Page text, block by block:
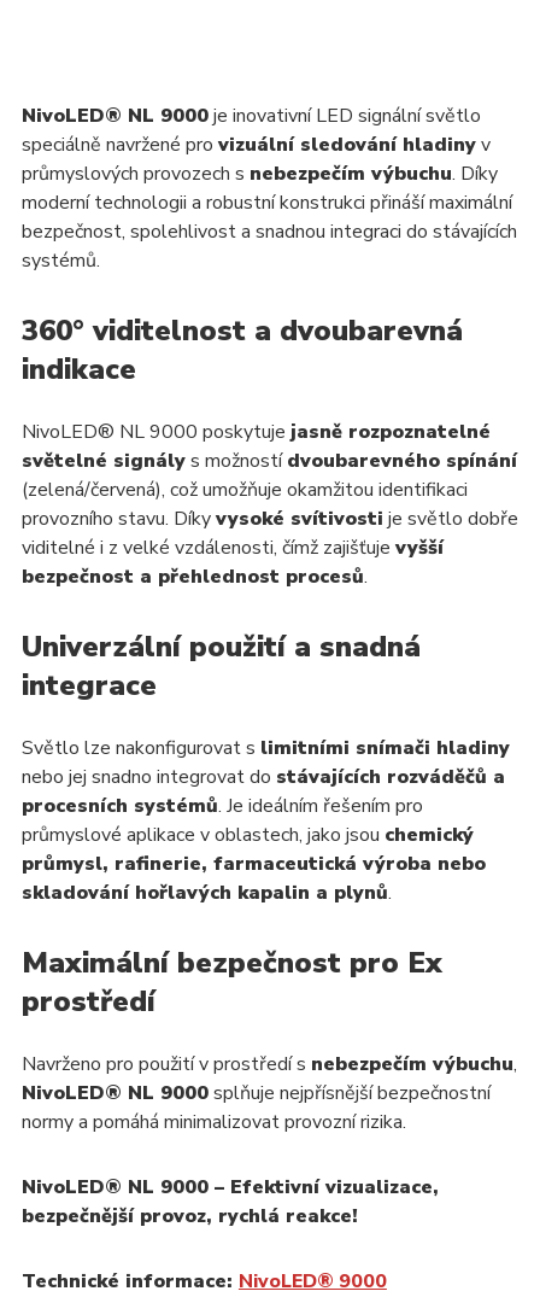
NivoLED® NL 9000je inovativní LED signální světlo
speciálně navržené pro vizuální sledování hladinyv
průmyslových provozech s nebezpečím výbuchu. Díky
moderní technologii a robustní konstrukci přináší maximální
bezpečnost, spolehlivost a snadnou integraci do stávajících
systémů.
360° viditelnost a dvoubarevná
indikace
NivoLED® NL 9000 poskytuje jasně rozpoznatelné
světelné signálys možnostídvoubarevného spínání
(zelená/červená), což umožňuje okamžitou identifikaci
provozního stavu. Díkyvysoké svítivosti je světlo dobře
viditelné i z velké vzdálenosti, čímž zajišťuje vyšší
bezpečnost a přehlednost procesů.
Univerzální použití a snadná
integrace
Světlo lze nakonfigurovat s limitními snímači hladiny
nebo jej snadno integrovat do stávajících rozváděčů a
procesních systémů. Je ideálním řešením pro
průmyslové aplikace v oblastech, jako jsou chemický
průmysl, rafinerie, farmaceutická výroba nebo
skladování hořlavých kapalin a plynů.
Maximální bezpečnost pro Ex
prostředí
Navrženo pro použití v prostředí s nebezpečím výbuchu,
NivoLED® NL 9000splňuje nejpřísnější bezpečnostní
normy a pomáhá minimalizovat provozní rizika.
NivoLED® NL 9000 – Efektivní vizualizace,
bezpečnější provoz, rychlá reakce!
Technické informace: NivoLED® 9000